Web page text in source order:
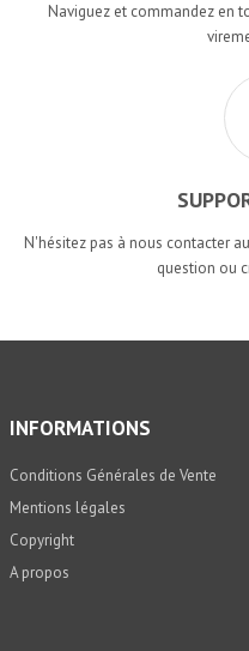
Naviguez et commandez en
N'hésitez pas à nous contacter
question ou
INFORMATIONS
Conditions Générales de Vente
Mentions légales
Copyright
A propos